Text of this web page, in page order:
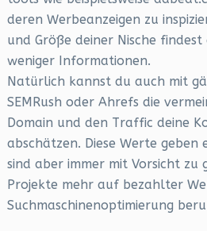
deren Werbeanzeigen zu
und Größe deiner Nische
weniger Informationen.
Natürlich kannst du auch mit
SEMRush oder Ahrefs die
Domain und den Traffic deine
abschätzen. Diese Werte geben
sind aber immer mit Vorsicht zu
Projekte mehr auf bezahlter
Suchmaschinenoptimierung